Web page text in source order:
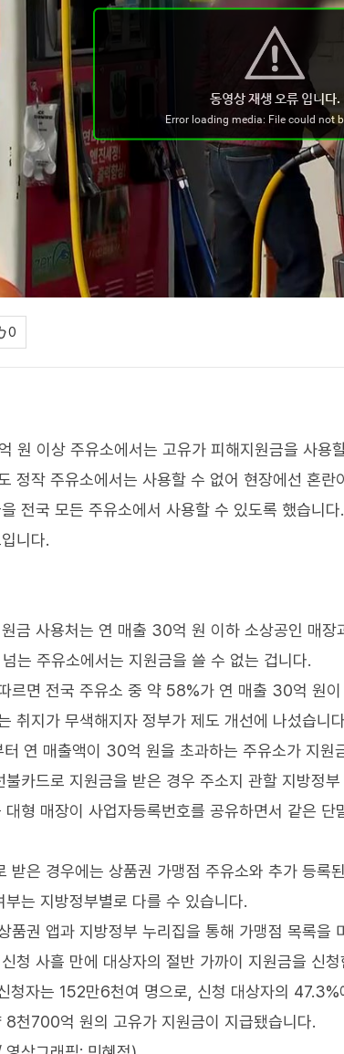
0
원 이상 주유소에서는 고유가 피해지원금을 사용
정작 주유소에서는 사용할 수 없어 현장에선 혼란
전국 모든 주유소에서 사용할 수 있도록 했습니다.
니다.
금 사용처는 연 매출 30억 원 이하 소상공인 매
는 주유소에서는 지원금을 쓸 수 없는 겁니다.
르면 전국 주유소 중 약 58%가 연 매출 30억 원이
취지가 무색해지자 정부가 제도 개선에 나섰습니
터 연 매출액이 30억 원을 초과하는 주유소가 지원
불카드로 지원금을 받은 경우 주소지 관할 지방정
대형 매장이 사업자등록번호를 공유하면서 같은
받은 경우에는 상품권 가맹점 주유소와 추가 등록
부는 지방정부별로 다를 수 있습니다.
품권 앱과 지방정부 누리집을 통해 가맹점 목록을
청 사흘 만에 대상자의 절반 가까이 지원금을 신
청자는 152만6천여 명으로, 신청 대상자의 47.3%
8천700억 원의 고유가 지원금이 지급됐습니다.